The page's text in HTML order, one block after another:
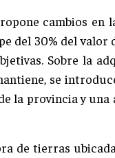
cambios en
30% del valor
Sobre la
se
la provincia y
de tierras